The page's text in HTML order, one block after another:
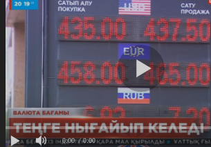
0:00 / 0:00